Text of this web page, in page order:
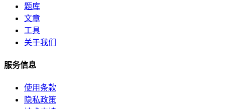
题库
文章
工具
关于我们
服务信息
使用条款
隐私政策